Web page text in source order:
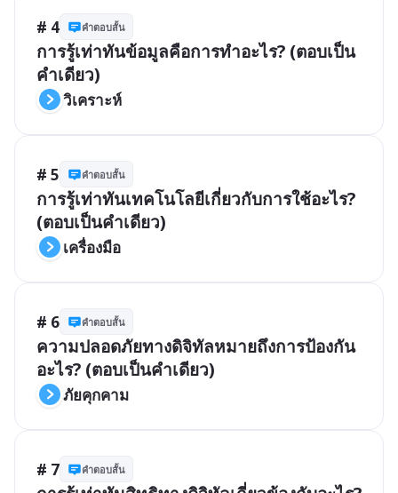
# 4 คำตอบสั้น
การรู้เท่าทันข้อมูลคือการทำอะไร? (ตอบเป็น
คำเดียว)
วิเคราะห์
# 5 คำตอบสั้น
การรู้เท่าทันเทคโนโลยีเกี่ยวกับการใช้อะไร?
(ตอบเป็นคำเดียว)
เครื่องมือ
# 6 คำตอบสั้น
ความปลอดภัยทางดิจิทัลหมายถึงการป้องกัน
อะไร? (ตอบเป็นคำเดียว)
ภัยคุกคาม
# 7 คำตอบสั้น